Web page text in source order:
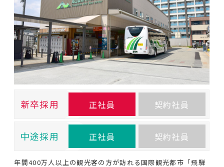
新卒採用 正社員 契約社員
中途採用 正社員 契約社員
年間400万人以上の観光客の方が訪れる国際観光都市「飛騨